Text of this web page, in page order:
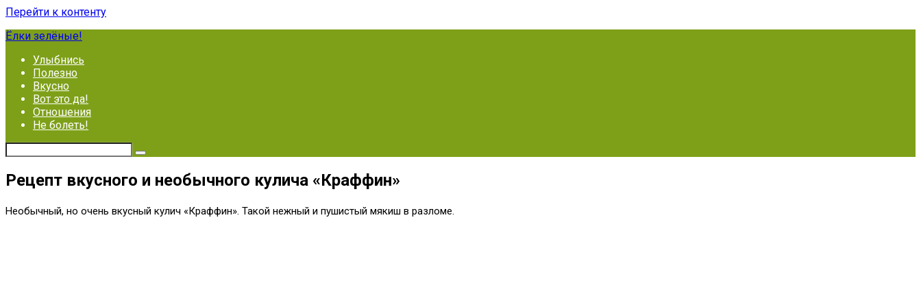
Перейти к контенту
Ёлки зелёные!
Улыбнись
Полезно
Вкусно
Вот это да!
Отношения
Не болеть!
Рецепт вкусного и необычного кулича «Краффин»
Необычный, но очень вкусный кулич «Краффин». Такой нежный и пушистый мякиш в разломе.